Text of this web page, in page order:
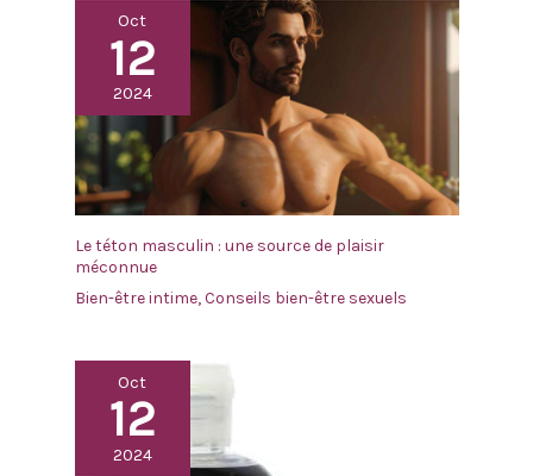
Oct
12
2024
Le téton masculin : une source de plaisir
méconnue
Bien-être intime,Conseils bien-être sexuels
Oct
12
2024